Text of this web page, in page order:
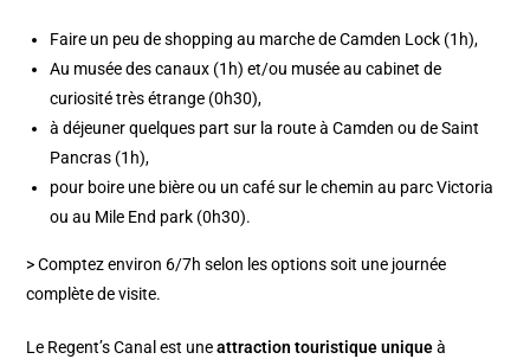
Faire un peu de shopping au marche de Camden Lock (1h),
Au musée des canaux (1h) et/ou musée au cabinet de
curiosité très étrange (0h30),
à déjeuner quelques part sur la route à Camden ou de Saint
Pancras (1h),
pour boire une bière ou un café sur le chemin au parc Victoria
ou au Mile End park (0h30).
> Comptez environ 6/7h selon les options soit une journée
complète de visite.
Le Regent’s Canal est uneattraction touristique uniqueà